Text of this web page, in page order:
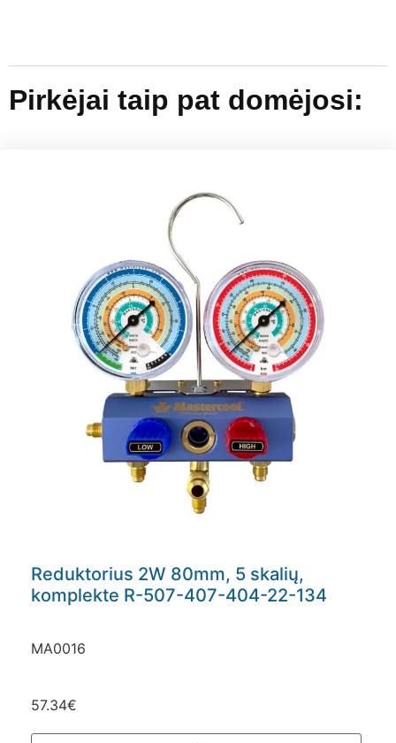
Pirkėjai taip pat domėjosi:
Reduktorius 2W 80mm, 5 skalių,
komplekte R-507-407-404-22-134
MA0016
57.34€